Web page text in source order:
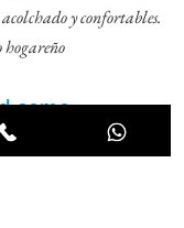
y confortables.
hogareño
como